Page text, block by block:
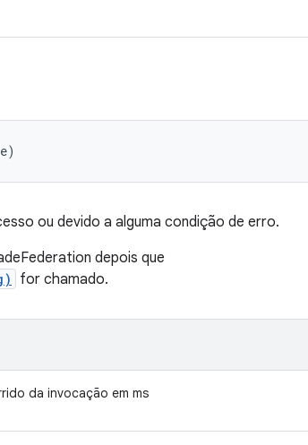
ou devido a alguma condição de erro.
depois que
for chamado.
da invocação em ms